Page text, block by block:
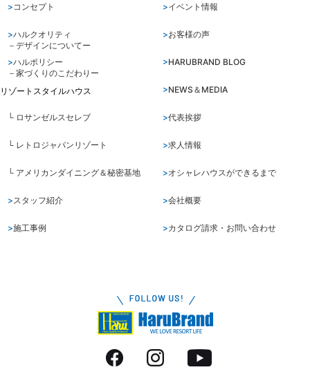
コンセプト イベント情報
ハルクオリティ
－デザインについてー
お客様の声
ハルポリシー
－家づくりのこだわりー
HARUBRAND BLOG
リゾートスタイルハウス NEWS＆MEDIA
└ ロサンゼルスセレブ 代表挨拶
└ レトロジャパンリゾート 求人情報
└ アメリカンダイニング＆秘密基地 オシャレハウスができるまで
スタッフ紹介 会社概要
施工事例 カタログ請求・お問い合わせ